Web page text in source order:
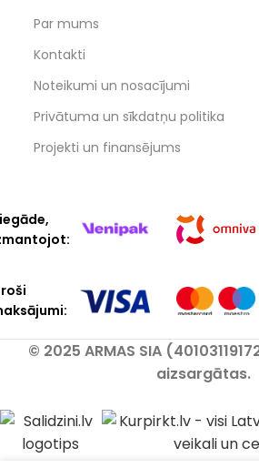
Par mums
Kontakti
Noteikumi un nosacījumi
Privātuma un sīkdatņu politika
Projekti un finansējums
© 2025 ARMAS SIA
aizsargātas.